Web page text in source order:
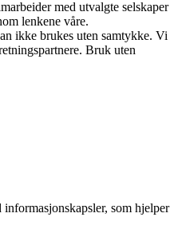
med utvalgte selskaper
lenkene våre.
ikke brukes uten samtykke. Vi
Bruk uten
som hjelper